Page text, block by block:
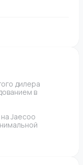
дилера
в
Jaecoo